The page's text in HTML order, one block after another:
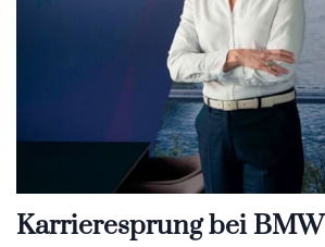
Karrieresprung bei BMW